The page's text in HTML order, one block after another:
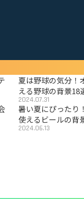
夏は野球の気分！
える野球の背景18
2024.07.31
暑い夏にぴったり
使えるビールの背
2024.06.13